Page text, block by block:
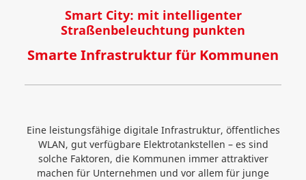
Smart City: mit intelligenter
Straßenbeleuchtung punkten
Smarte Infrastruktur für Kommunen
Eine leistungsfähige digitale Infrastruktur, öffentliches
WLAN, gut verfügbare Elektrotankstellen – es sind
solche Faktoren, die Kommunen immer attraktiver
machen für Unternehmen und vor allem für junge